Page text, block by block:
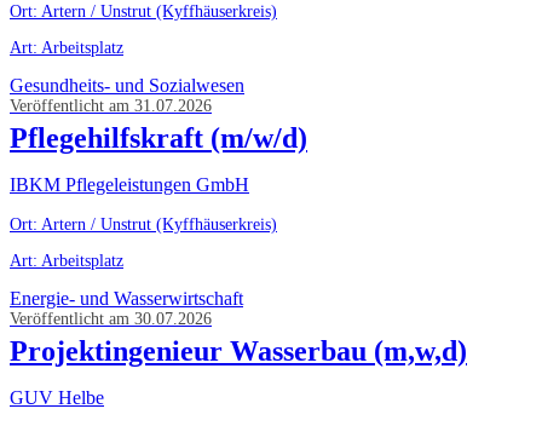
Ort: Artern / Unstrut (Kyffhäuserkreis)
Art: Arbeitsplatz
Gesundheits- und Sozialwesen
Veröffentlicht am 31.07.2026
Pflegehilfskraft (m/w/d)
IBKM Pflegeleistungen GmbH
Ort: Artern / Unstrut (Kyffhäuserkreis)
Art: Arbeitsplatz
Energie- und Wasserwirtschaft
Veröffentlicht am 30.07.2026
Projektingenieur Wasserbau (m,w,d)
GUV Helbe